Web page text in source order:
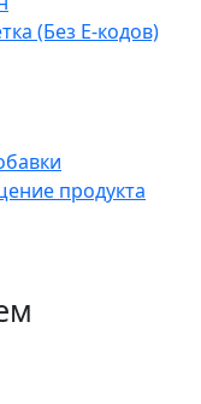
(Без Е-кодов)
продукта